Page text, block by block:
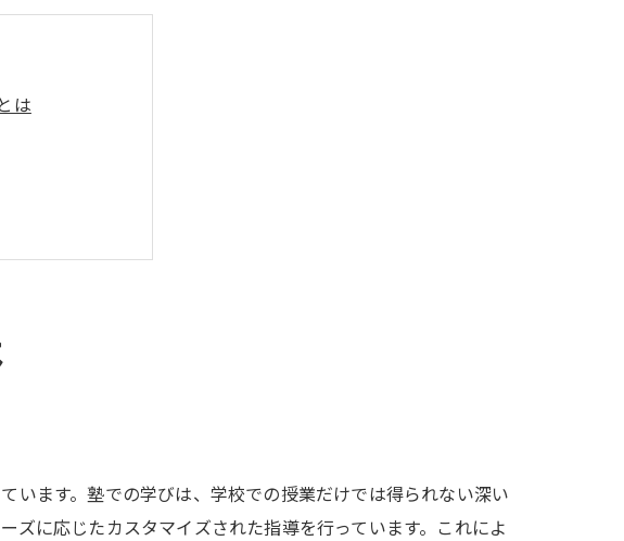
は
プ
います。塾での学びは、学校での授業だけでは得られない深い
に応じたカスタマイズされた指導を行っています。これによ